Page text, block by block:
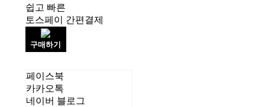
쉽고 빠른
토스페이 간편결제
구매하기
페이스북
카카오톡
네이버 블로그